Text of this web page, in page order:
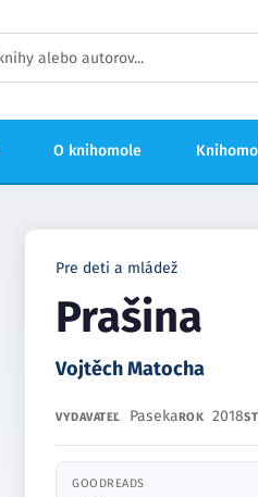
O knihomole
Pre deti a mládež
Prašina
Vojtěch Matocha
VYDAVATEĽ PasekaROK 2018
GOODREADS